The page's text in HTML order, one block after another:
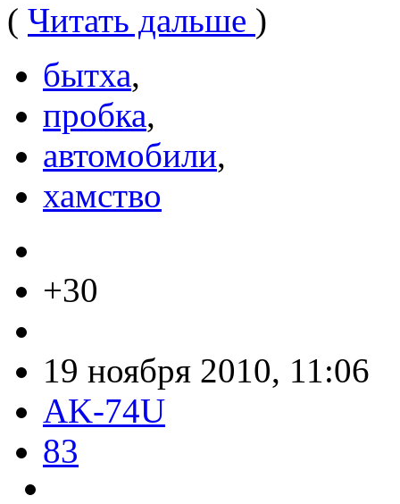
( Читать дальше )
бытха,
пробка,
автомобили,
хамство
+30
19 ноября 2010, 11:06
AK-74U
83